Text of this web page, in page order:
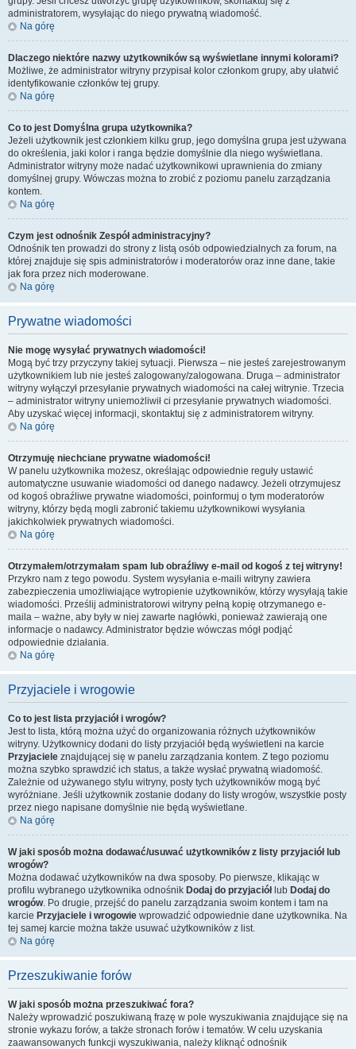
administratorem, wysyłając do niego prywatną wiadomość.
Na górę
Dlaczego niektóre nazwy użytkowników są wyświetlane innymi kolorami?
Możliwe, że administrator witryny przypisał kolor członkom grupy, aby ułatwić
identyfikowanie członków tej grupy.
Na górę
Co to jest Domyślna grupa użytkownika?
Jeżeli użytkownik jest członkiem kilku grup, jego domyślna grupa jest używana
do określenia, jaki kolor i ranga będzie domyślnie dla niego wyświetlana.
Administrator witryny może nadać użytkownikowi uprawnienia do zmiany
domyślnej grupy. Wówczas można to zrobić z poziomu panelu zarządzania
kontem.
Na górę
Czym jest odnośnik Zespół administracyjny?
Odnośnik ten prowadzi do strony z listą osób odpowiedzialnych za forum, na
której znajduje się spis administratorów i moderatorów oraz inne dane, takie
jak fora przez nich moderowane.
Na górę
Prywatne wiadomości
Nie mogę wysyłać prywatnych wiadomości!
Mogą być trzy przyczyny takiej sytuacji. Pierwsza – nie jesteś zarejestrowanym
użytkownikiem lub nie jesteś zalogowany/zalogowana. Druga – administrator
witryny wyłączył przesyłanie prywatnych wiadomości na całej witrynie. Trzecia
– administrator witryny uniemożliwił ci przesyłanie prywatnych wiadomości.
Aby uzyskać więcej informacji, skontaktuj się z administratorem witryny.
Na górę
Otrzymuję niechciane prywatne wiadomości!
W panelu użytkownika możesz, określając odpowiednie reguły ustawić
automatyczne usuwanie wiadomości od danego nadawcy. Jeżeli otrzymujesz
od kogoś obraźliwe prywatne wiadomości, poinformuj o tym moderatorów
witryny, którzy będą mogli zabronić takiemu użytkownikowi wysyłania
jakichkolwiek prywatnych wiadomości.
Na górę
Otrzymałem/otrzymałam spam lub obraźliwy e-mail od kogoś z tej witryny!
Przykro nam z tego powodu. System wysyłania e-maili witryny zawiera
zabezpieczenia umożliwiające wytropienie użytkowników, którzy wysyłają takie
wiadomości. Prześlij administratorowi witryny pełną kopię otrzymanego e-
maila – ważne, aby były w niej zawarte nagłówki, ponieważ zawierają one
informacje o nadawcy. Administrator będzie wówczas mógł podjąć
odpowiednie działania.
Na górę
Przyjaciele i wrogowie
Co to jest lista przyjaciół i wrogów?
Jest to lista, którą można użyć do organizowania różnych użytkowników
witryny. Użytkownicy dodani do listy przyjaciół będą wyświetleni na karcie
Przyjaciele znajdującej się w panelu zarządzania kontem. Z tego poziomu
można szybko sprawdzić ich status, a także wysłać prywatną wiadomość.
Zależnie od używanego stylu witryny, posty tych użytkowników mogą być
wyróżniane. Jeśli użytkownik zostanie dodany do listy wrogów, wszystkie posty
przez niego napisane domyślnie nie będą wyświetlane.
Na górę
W jaki sposób można dodawać/usuwać użytkowników z listy przyjaciół lub
wrogów?
Można dodawać użytkowników na dwa sposoby. Po pierwsze, klikając w
profilu wybranego użytkownika odnośnik Dodaj do przyjaciółlub Dodaj do
wrogów. Po drugie, przejść do panelu zarządzania swoim kontem i tam na
karcie Przyjaciele i wrogowie wprowadzić odpowiednie dane użytkownika. Na
tej samej karcie można także usuwać użytkowników z list.
Na górę
Przeszukiwanie forów
W jaki sposób można przeszukiwać fora?
Należy wprowadzić poszukiwaną frazę w pole wyszukiwania znajdujące się na
stronie wykazu forów, a także stronach forów i tematów. W celu uzyskania
zaawansowanych funkcji wyszukiwania, należy kliknąć odnośnik